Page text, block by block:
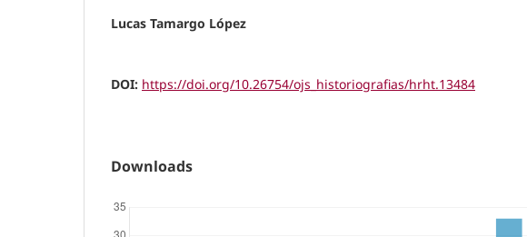
Lucas Tamargo López
DOI: https://doi.org/10.26754/ojs_historiografias/hrht.13484
Downloads